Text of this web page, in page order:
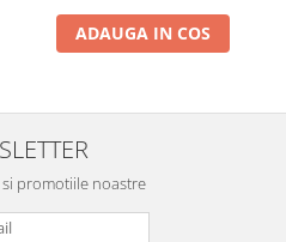
ADAUGA IN COS
promotiile noastre